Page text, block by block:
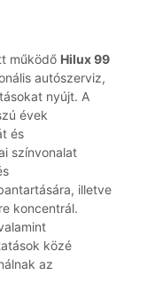
működő Hilux 99
autószerviz,
nyújt. A
évek
és
színvonalat
illetve
koncentrál.
közé
az